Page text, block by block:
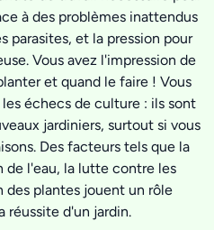
à des problèmes inattendus
parasites, et la pression pour
Vous avez l'impression de
et quand le faire ! Vous
échecs de culture : ils sont
jardiniers, surtout si vous
Des facteurs tels que la
de l'eau, la lutte contre les
des plantes jouent un rôle
réussite d'un jardin.